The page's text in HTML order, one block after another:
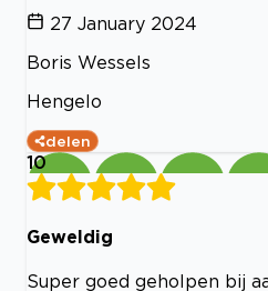
27 January 2024
Boris Wessels
Hengelo
delen
10
Geweldig
Super goed geholpen bij